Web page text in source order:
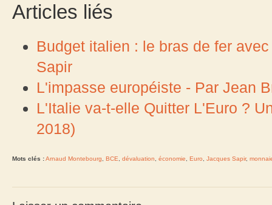
Articles liés
Budget italien : le bras de fer
Sapir
L'impasse européiste - Par Jean
L'Italie va-t-elle Quitter L'Euro ?
2018)
Mots clés :Arnaud Montebourg BCE dévaluation économie Euro Jacques Sapir,